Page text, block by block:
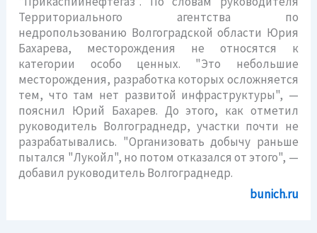
Территориального агентства по
недропользованию Волгоградской области Юрия
Бахарева, месторождения не относятся к
категории особо ценных. "Это небольшие
месторождения, разработка которых осложняется
тем, что там нет развитой инфраструктуры", —
пояснил Юрий Бахарев. До этого, как отметил
руководитель Волгограднедр, участки почти не
разрабатывались. "Организовать добычу раньше
пытался "Лукойл", но потом отказался от этого", —
добавил руководитель Волгограднедр.
bunich.ru